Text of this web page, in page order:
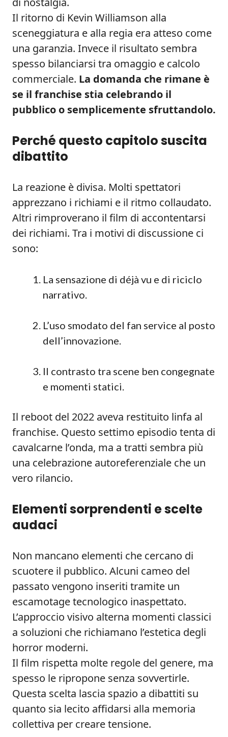
Il ritorno di Kevin Williamson alla
sceneggiatura e alla regia era atteso come
una garanzia. Invece il risultato sembra
spesso bilanciarsi tra omaggio e calcolo
commerciale. La domanda che rimane è
se il franchise stia celebrando il
pubblico o semplicemente sfruttandolo.
Perché questo capitolo suscita
dibattito
La reazione è divisa. Molti spettatori
apprezzano i richiami e il ritmo collaudato.
Altri rimproverano il film di accontentarsi
dei richiami. Tra i motivi di discussione ci
sono:
La sensazione di déjà vu e di riciclo
narrativo.
L’uso smodato del fan service al posto
dell’innovazione.
Il contrasto tra scene ben congegnate
e momenti statici.
Il reboot del 2022 aveva restituito linfa al
franchise. Questo settimo episodio tenta di
cavalcarne l’onda, ma a tratti sembra più
una celebrazione autoreferenziale che un
vero rilancio.
Elementi sorprendenti e scelte
audaci
Non mancano elementi che cercano di
scuotere il pubblico. Alcuni cameo del
passato vengono inseriti tramite un
escamotage tecnologico inaspettato.
L’approccio visivo alterna momenti classici
a soluzioni che richiamano l’estetica degli
horror moderni.
Il film rispetta molte regole del genere, ma
spesso le ripropone senza sovvertirle.
Questa scelta lascia spazio a dibattiti su
quanto sia lecito affidarsi alla memoria
collettiva per creare tensione.